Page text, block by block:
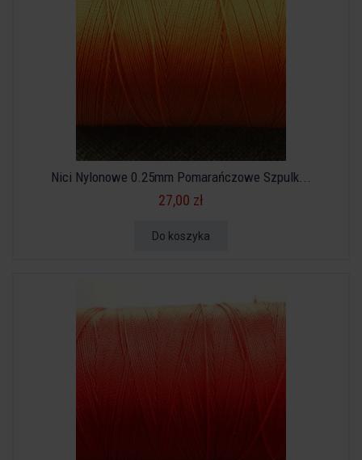
Nici Nylonowe 0.25mm Pomarańczowe Szpulk...
27,00 zł
Do koszyka